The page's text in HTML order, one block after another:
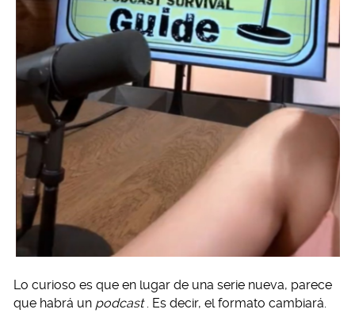
Lo curioso es que en lugar de una serie nueva, parece
que habrá un podcast . Es decir, el formato cambiará.